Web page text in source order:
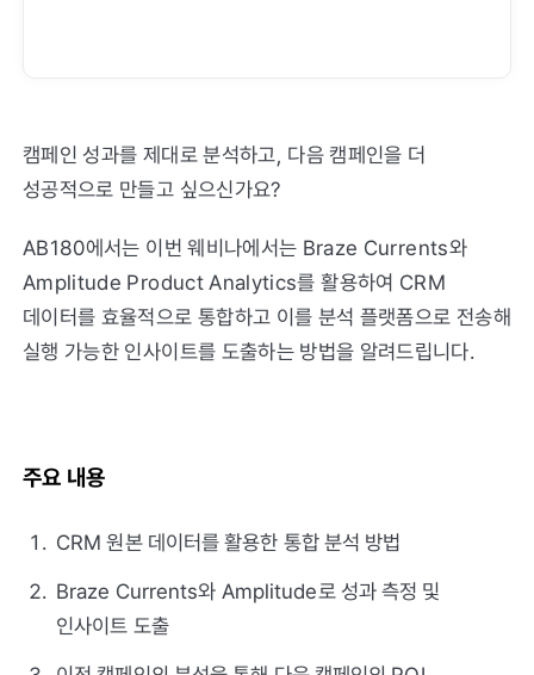
캠페인 성과를 제대로 분석하고, 다음 캠페인을 더
성공적으로 만들고 싶으신가요?
AB180에서는 이번 웨비나에서는 Braze Currents와
Amplitude Product Analytics를 활용하여 CRM
데이터를 효율적으로 통합하고 이를 분석 플랫폼으로 전송해
실행 가능한 인사이트를 도출하는 방법을 알려드립니다.
주요 내용
CRM 원본 데이터를 활용한 통합 분석 방법
Braze Currents와 Amplitude로 성과 측정 및
인사이트 도출